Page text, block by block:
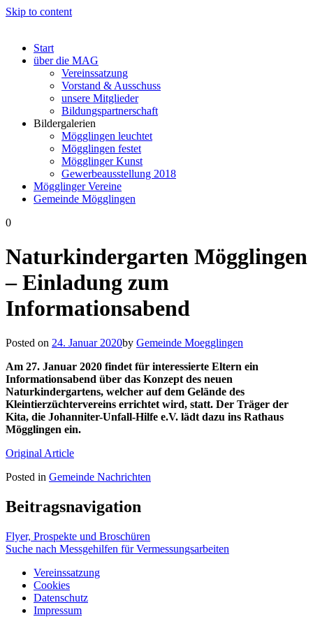
Skip to content
Start
über die MAG
Vereinssatzung
Vorstand & Ausschuss
unsere Mitglieder
Bildungspartnerschaft
Bildergalerien
Mögglingen leuchtet
Mögglingen festet
Mögglinger Kunst
Gewerbeausstellung 2018
Mögglinger Vereine
Gemeinde Mögglingen
0
Naturkindergarten Mögglingen
– Einladung zum
Informationsabend
Posted on 24. Januar 2020by Gemeinde Moegglingen
Am 27. Januar 2020 findet für interessierte Eltern ein
Informationsabend über das Konzept des neuen
Naturkindergartens, welcher auf dem Gelände des
Kleintierzüchtervereins errichtet wird, statt. Der Träger der
Kita, die Johanniter-Unfall-Hilfe e.V. lädt dazu ins Rathaus
Mögglingen ein.
Original Article
Posted in Gemeinde Nachrichten
Beitragsnavigation
Flyer, Prospekte und Broschüren
Suche nach Messgehilfen für Vermessungsarbeiten
Vereinssatzung
Cookies
Datenschutz
Impressum